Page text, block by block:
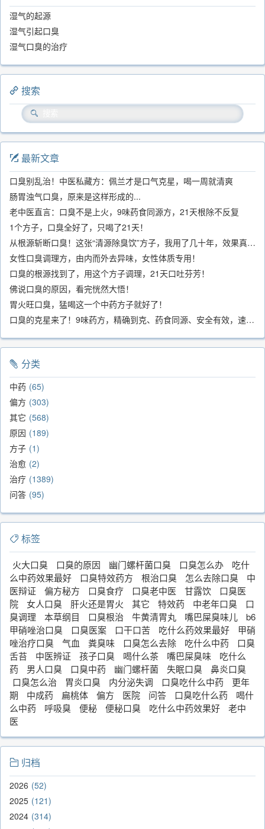
湿气的起源
湿气引起口臭
湿气口臭的治疗
搜索
最新文章
口臭别乱治！中医私藏方：佩兰才是口气克星，喝一周就清爽
肠胃浊气口臭，原来是这样形成的...
老中医直言：口臭不是上火，9味药食同源方，21天根除不反复
1个方子，口臭全好了，只喝了21天！
从根源斩断口臭！这张“清源除臭饮”方子，我用了几十年，效果真不错
女性口臭调理方，由内而外去异味，女性体质专用！
口臭的根源找到了，用这个方子调理，21天口吐芬芳！
佛说口臭的原因，看完恍然大悟！
胃火旺口臭，猛喝这一个中药方子就好了！
口臭的克星来了！9味药方，精确到克、药食同源、安全有效，速看！
分类
中药 65
偏方 303
其它 568
原因 189
方子 1
治愈 2
治疗 1389
问答 95
标签
火大口臭 口臭的原因 幽门螺杆菌口臭 口臭怎么办
吃什
么中药效果最好
口臭特效药方 根治口臭 怎么去除口臭
中
医辩证
偏方秘方 口臭食疗 口臭老中医 甘露饮
口臭医
院
女人口臭 肝火还是胃火 其它 特效药 中老年口臭
口
臭调理
本草纲目 口臭根治 牛黄清胃丸 嘴巴屎臭味儿
b6
甲硝唑治口臭
口臭医案 口干口苦 吃什么药效果最好
甲硝
唑治疗口臭
气血 粪臭味 口臭怎么去除 吃什么中药
口臭
舌苔
中医辨证 孩子口臭 喝什么茶 嘴巴屎臭味
吃什么
药
男人口臭 口臭中药 幽门螺杆菌 失眠口臭
鼻炎口臭
口臭怎么治
胃炎口臭 内分泌失调 口臭吃什么中药
更年
期
中成药 扁桃体 偏方 医院 问答 口臭吃什么药
喝什
么中药
呼吸臭 便秘 便秘口臭 吃什么中药效果好
老中
医
归档
2026 52
2025 121
2024 314